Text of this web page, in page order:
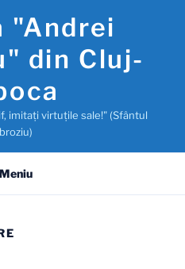
"Andrei
din Cluj-
imitaţi virtuţile sale!" (Sfântul
Meniu